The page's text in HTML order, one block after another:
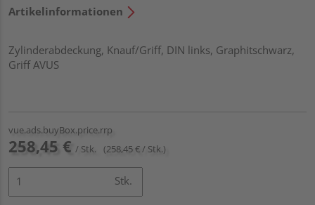
Artikelinformationen
Zylinderabdeckung, Knauf/Griff, DIN links, Graphitschwarz,
Griff AVUS
vue.ads.buyBox.price.rrp
258,45 € / Stk. (258,45 € / Stk.)
Stk.